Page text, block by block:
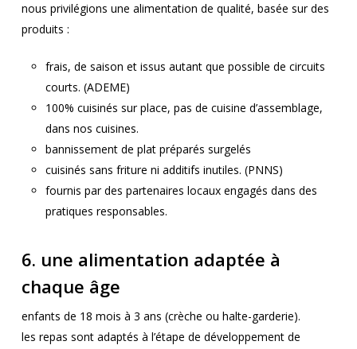
nous privilégions une alimentation de qualité, basée sur des
produits :
frais, de saison et issus autant que possible de circuits
courts. (ADEME)
100% cuisinés sur place, pas de cuisine d’assemblage,
dans nos cuisines.
bannissement de plat préparés surgelés
cuisinés sans friture ni additifs inutiles. (PNNS)
fournis par des partenaires locaux engagés dans des
pratiques responsables.
6. une alimentation adaptée à
chaque âge
enfants de 18 mois à 3 ans (crèche ou halte-garderie).
les repas sont adaptés à l’étape de développement de